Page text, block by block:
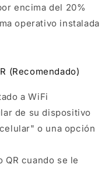
encima del 20%
operativo instalada
(Recomendado)
a WiFi
de su dispositivo
o una opción
QR cuando se le